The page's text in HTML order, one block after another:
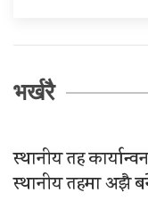
भर्खरै
स्थानीय तह
स्थानीय तहमा अझै